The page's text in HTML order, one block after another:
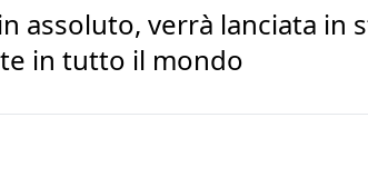
assoluto, verrà lanciata in
in tutto il mondo